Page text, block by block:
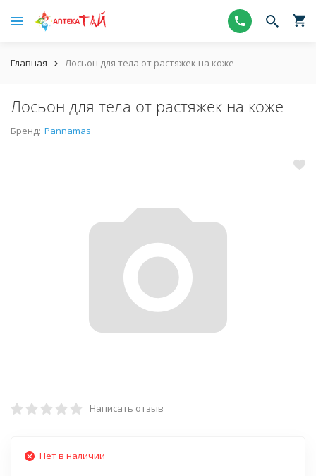
Главная Лосьон для тела от растяжек на коже
Лосьон для тела от растяжек на коже
Бренд: Pannamas
Написать отзыв
Нет в наличии